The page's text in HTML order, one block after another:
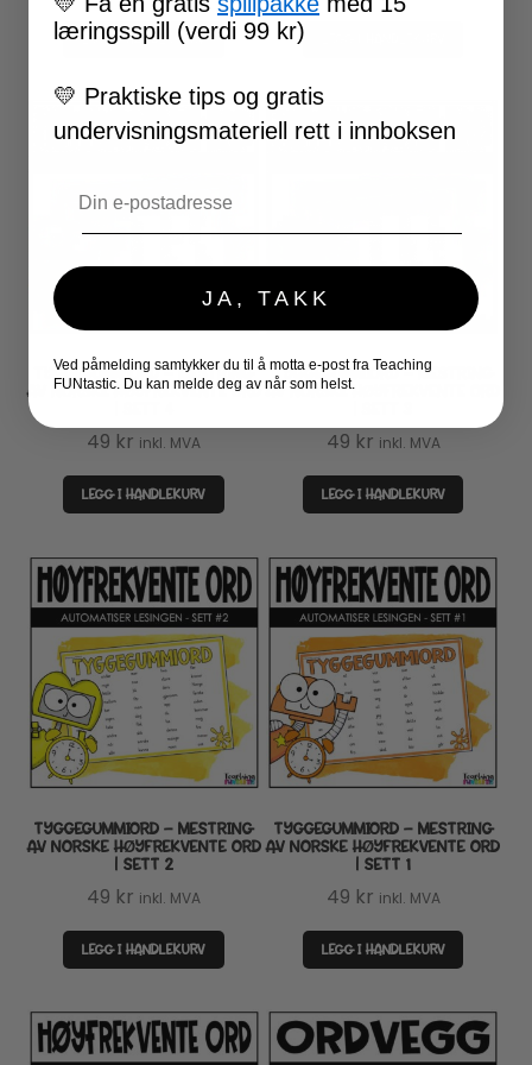
LEGG I HANDLEKURV
TYGGEGUMMIORD – MESTRING
AV NORSKE HØYFREKVENTE ORD
49 kr inkl. MVA
LEGG I HANDLEKURV
TYGGEGUMMIORD – MESTRING
AV NORSKE HØYFREKVENTE ORD
49 kr inkl. MVA
LEGG I HANDLEKURV
TYGGEGUMMIORD – MESTRING
AV NORSKE HØYFREKVENTE ORD
| SETT 2
49 kr inkl. MVA
LEGG I HANDLEKURV
TYGGEGUMMIORD – MESTRING
AV NORSKE HØYFREKVENTE ORD
| SETT 1
49 kr inkl. MVA
LEGG I HANDLEKURV
læringsspill (verdi 99 kr)
💛 Praktiske tips og gratis
undervisningsmateriell rett i innboksen
JA, TAKK
Ved påmelding samtykker du til å motta e-post fra Teaching
FUNtastic. Du kan melde deg av når som helst.